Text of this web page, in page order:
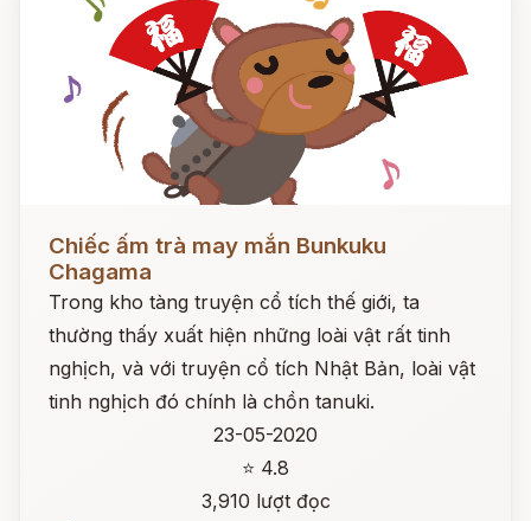
Đọc ngay
Chiếc ấm trà may mắn Bunkuku
Chagama
Trong kho tàng truyện cổ tích thế giới, ta
thường thấy xuất hiện những loài vật rất tinh
nghịch, và với truyện cổ tích Nhật Bản, loài vật
tinh nghịch đó chính là chồn tanuki.
23-05-2020
⭐ 4.8
3,910 lượt đọc